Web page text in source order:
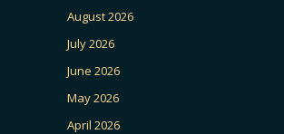
August 2026
July 2026
June 2026
May 2026
April 2026